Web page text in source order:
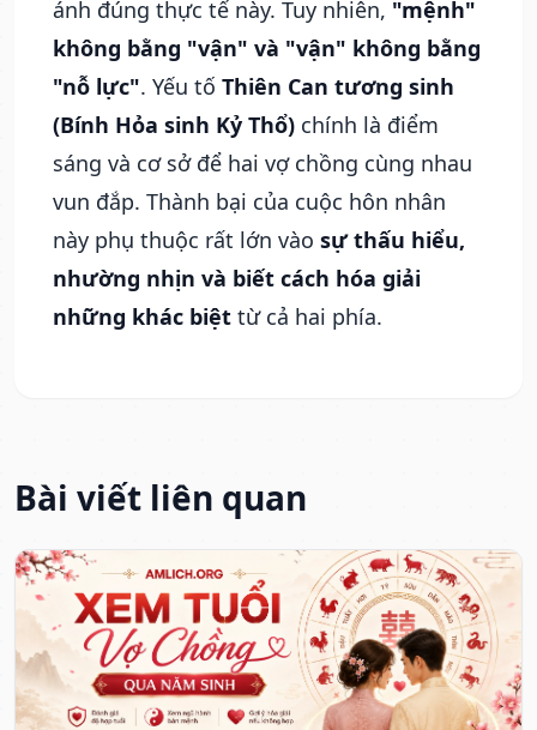
ánh đúng thực tế này. Tuy nhiên, "mệnh"
không bằng "vận" và "vận" không bằng
"nỗ lực". Yếu tố Thiên Can tương sinh
(Bính Hỏa sinh Kỷ Thổ) chính là điểm
sáng và cơ sở để hai vợ chồng cùng nhau
vun đắp. Thành bại của cuộc hôn nhân
này phụ thuộc rất lớn vào sự thấu hiểu,
nhường nhịn và biết cách hóa giải
những khác biệt từ cả hai phía.
Bài viết liên quan